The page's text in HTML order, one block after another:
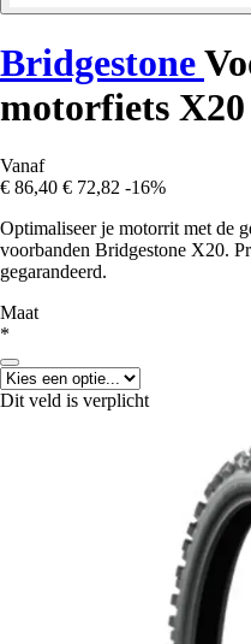
Bridgestone
motorfiets X20
Vanaf
€ 86,40 € 72,82 -16%
Optimaliseer je motorrit met de
voorbanden Bridgestone X20.
gegarandeerd.
Maat
*
Dit veld is verplicht